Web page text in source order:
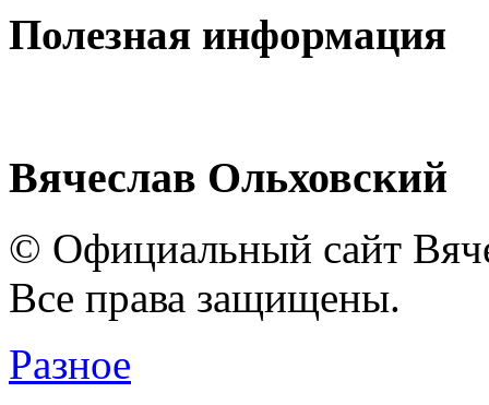
Полезная информация
Вячеслав Ольховский
© Официальный сайт
Все права защищены.
Разное